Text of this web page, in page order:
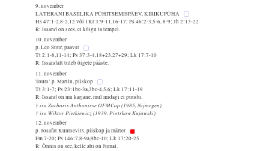
9. november
LATERANI BASIILIKA PÜHITSEMISPÄEV, KIRIKUPÜHA
Hs 47:1-2,8-2,12 või 1Kr 3:9-11,16-17; Ps 46:2-3,5-6, 8-9; Jh 2:13-22
R: Issand on sees, ei kõigu ta tempel.
10. november
p. Leo Suur, paavst
Tt 2:1-8,11-14; Ps 37:3-4,18+23,27+29; Lk 17:7-10
R: Issandalt tuleb õigete pääste.
11. november
Tours’ p. Martin, piiskop
Tt 3:1-7; Ps 23:1bc-3a,3bc-4,5,6; Lk 17:11-19
R: Issand on mu karjane, mul midagi ei puudu.
† isa Zacharis Anthonisse OFMCap (1985, Nijmegen)
† isa Wiktor Pietkiewicz (1939, Piotrkow Kujawski)
12. november
p. Josafat Kuntsevitš, piiskop ja märter
Fm 7-20; Ps 146:7,8-9a,9bc-10; Lk 17:20-25
R: Õnnis on see, kelle abi on Jumal.